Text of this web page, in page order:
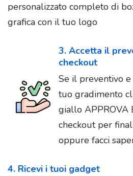
personalizzato completo di
grafica con il tuo logo
3. Accetta il
checkout
Se il preventivo
tuo gradimento
giallo APPROVA
checkout per
oppure facci
4. Ricevi i tuoi gadget